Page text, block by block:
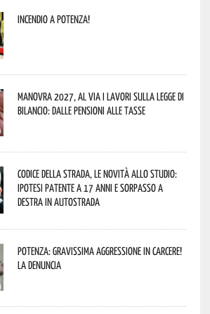
Incendio a Potenza!
Manovra 2027, al via i lavori sulla Legge di
Bilancio: dalle pensioni alle tasse
Codice della strada, le novità allo studio:
ipotesi patente a 17 anni e sorpasso a
destra in autostrada
Potenza: gravissima aggressione in Carcere!
La denuncia